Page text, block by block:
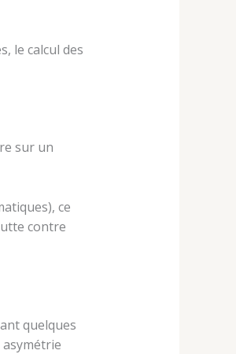
le calcul des
sur un
ce
contre
quelques